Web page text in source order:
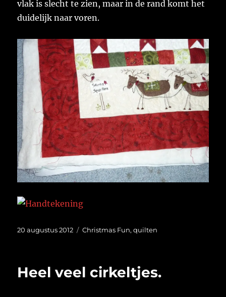
vlak is slecht te zien, maar in de rand komt het
duidelijk naar voren.
Geplaatst
20 augustus 2012 Categorieën
Christmas Fun,quilten
Heel veel cirkeltjes.